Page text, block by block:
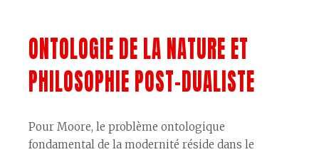
ONTOLOGIE DE LA NATURE ET
PHILOSOPHIE POST-DUALISTE
Pour Moore, le problème ontologique
fondamental de la modernité réside dans le